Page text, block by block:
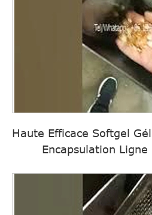
Haute Efficace Softgel
Encapsulation